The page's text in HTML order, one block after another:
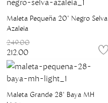
Maleta Pequeña 20" Negro Selva
Azaleia
249.00
212.00
Maleta Grande 28" Baya MH